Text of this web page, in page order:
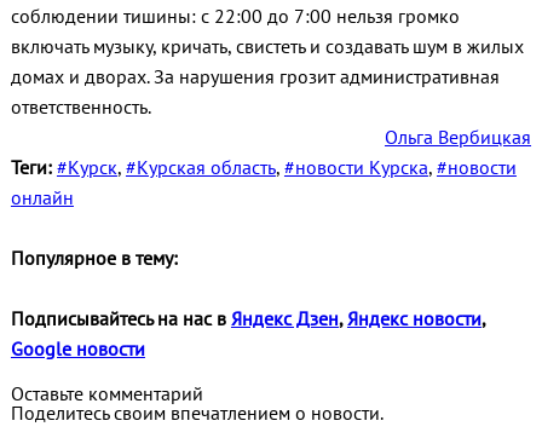
соблюдении тишины: с 22:00 до 7:00 нельзя громко
включать музыку, кричать, свистеть и создавать шум в жилых
домах и дворах. За нарушения грозит административная
ответственность.
Ольга Вербицкая
Теги: #Курск, #Курская область, #новости Курска, #новости
онлайн
Популярное в тему:
Подписывайтесь на нас в Яндекс Дзен,Яндекс новости,
Google новости
Оставьте комментарий
Поделитесь своим впечатлением о новости.